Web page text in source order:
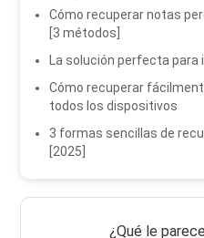
Cómo recuperar notas
[3 métodos]
La solución perfecta para
Cómo recuperar
todos los dispositivos
3 formas sencillas de
[2025]
¿Qué le